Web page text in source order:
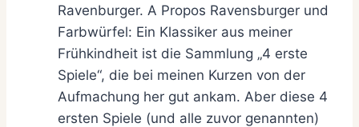
Ravenburger. A Propos Ravensburger und
Farbwürfel: Ein Klassiker aus meiner
Frühkindheit ist die Sammlung „4 erste
Spiele“, die bei meinen Kurzen von der
Aufmachung her gut ankam. Aber diese 4
ersten Spiele (und alle zuvor genannten)